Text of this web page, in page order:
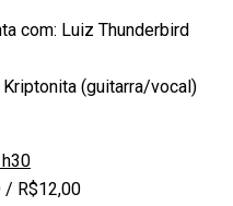
com: Luiz Thunderbird
(guitarra/vocal)
/ R$12,00